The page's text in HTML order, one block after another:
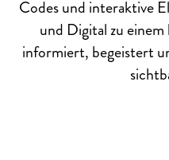
Codes und interaktive
und Digital zu
informiert, begeistert